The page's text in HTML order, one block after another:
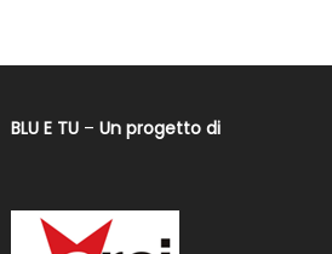
BLU E TU– Un progetto di